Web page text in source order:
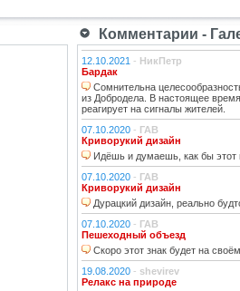
Комментарии -
12.10.2021 - НикПетр
Бардак
Сомнительна
из Добродела. В настоящее
реагирует на сигналы жителей.
07.10.2020 - ГАВ
Криворукий дизайн
Идёшь и думаешь, как бы этот
07.10.2020 - ГАВ
Криворукий дизайн
Дурацкий дизайн, реально
07.10.2020 - ГАВ
Пешеходный объезд
Скоро этот знак будет на
19.08.2020 - shevirev
Релакс на природе